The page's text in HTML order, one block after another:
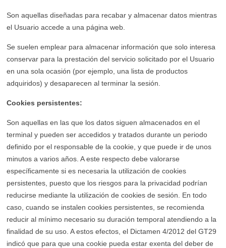
Son aquellas diseñadas para recabar y almacenar datos mientras
el Usuario accede a una página web.
Se suelen emplear para almacenar información que solo interesa
conservar para la prestación del servicio solicitado por el Usuario
en una sola ocasión (por ejemplo, una lista de productos
adquiridos) y desaparecen al terminar la sesión.
Cookies persistentes:
Son aquellas en las que los datos siguen almacenados en el
terminal y pueden ser accedidos y tratados durante un periodo
definido por el responsable de la cookie, y que puede ir de unos
minutos a varios años. A este respecto debe valorarse
específicamente si es necesaria la utilización de cookies
persistentes, puesto que los riesgos para la privacidad podrían
reducirse mediante la utilización de cookies de sesión. En todo
caso, cuando se instalen cookies persistentes, se recomienda
reducir al mínimo necesario su duración temporal atendiendo a la
finalidad de su uso. A estos efectos, el Dictamen 4/2012 del GT29
indicó que para que una cookie pueda estar exenta del deber de